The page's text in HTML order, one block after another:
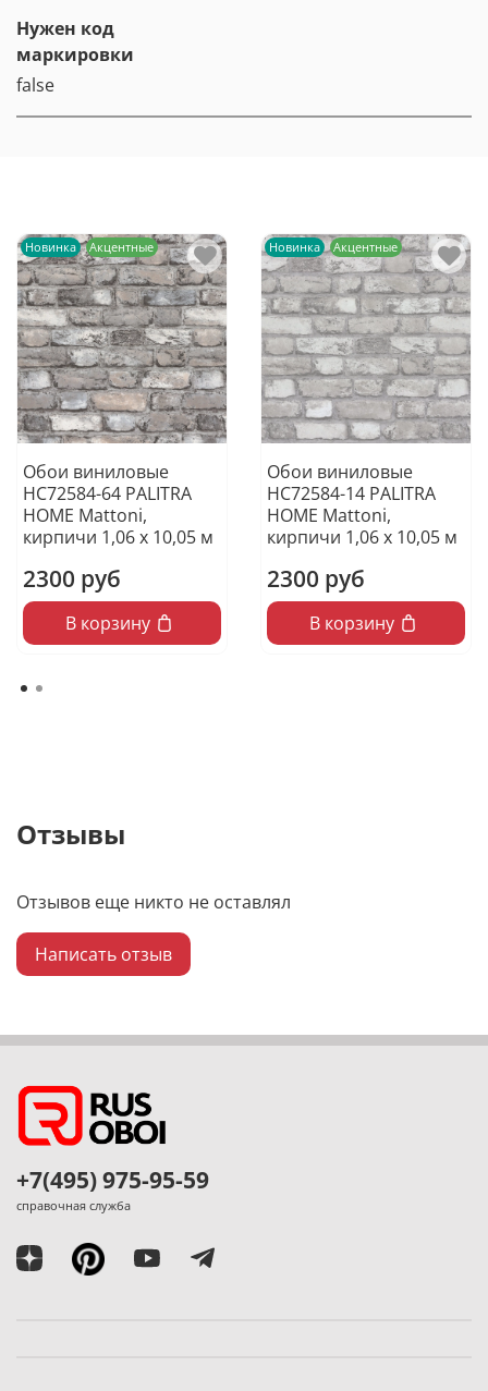
Нужен код
маркировки
false
Новинка Акцентные
Обои виниловые
HC72584-64 PALITRA
HOME Mattoni,
кирпичи 1,06 х 10,05 м
2300 руб
В корзину
Новинка Акцентные
Обои виниловые
HC72584-14 PALITRA
HOME Mattoni,
кирпичи 1,06 х 10,05 м
2300 руб
В корзину
Отзывы
Отзывов еще никто не оставлял
Написать отзыв
+7(495) 975-95-59
справочная служба